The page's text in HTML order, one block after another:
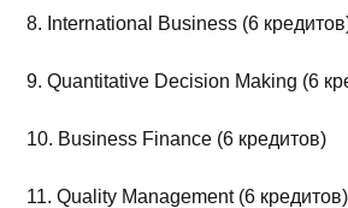
8. International Business (6
9. Quantitative Decision Making (6
10. Business Finance (6 кредитов)
11. Quality Management (6 кредитов)